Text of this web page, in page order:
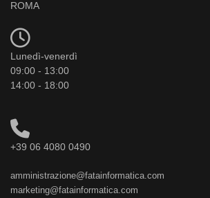
ROMA
Lunedì-venerdì
09:00 - 13:00
14:00 - 18:00
+39 06 4080 0490
amministrazione@fatainformatica.com
marketing@fatainformatica.com